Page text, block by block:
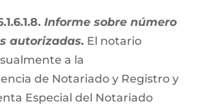
Informe sobre número
autorizadas. El notario
a la
de Notariado y Registro y
Especial del Notariado